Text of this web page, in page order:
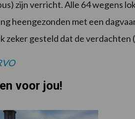
zijn verricht. Alle 64 wegens
heengezonden met een
zeker gesteld dat de
voor jou!